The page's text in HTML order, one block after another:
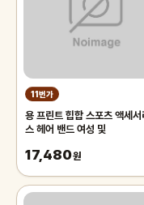
11번가
용 프린트 힙합 스포츠 액세서
스 헤어 밴드 여성 및
17,480원